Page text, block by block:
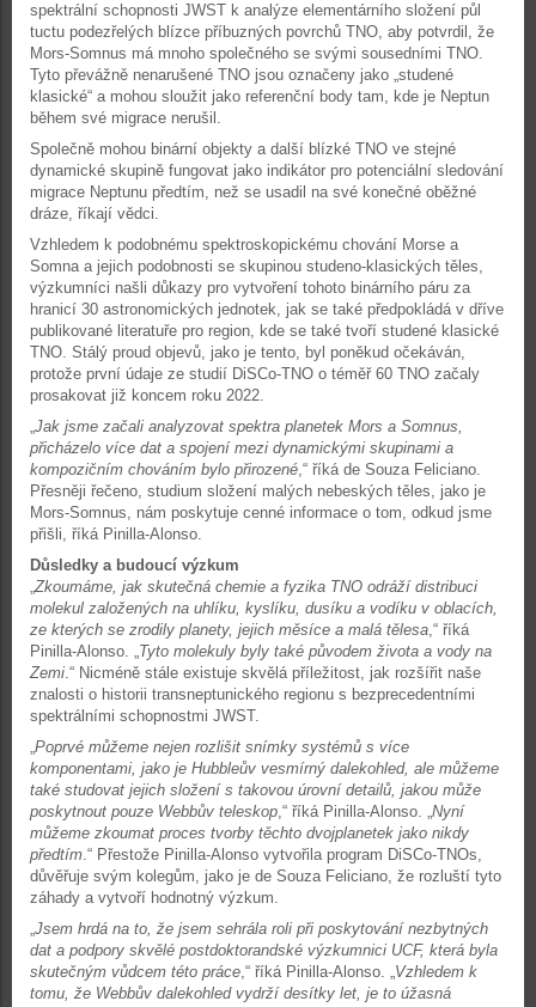
spektrální schopnosti JWST k analýze elementárního složení půl
tuctu podezřelých blízce příbuzných povrchů TNO, aby potvrdil, že
Mors-Somnus má mnoho společného se svými sousedními TNO.
Tyto převážně nenarušené TNO jsou označeny jako „studené
klasické“ a mohou sloužit jako referenční body tam, kde je Neptun
během své migrace nerušil.
Společně mohou binární objekty a další blízké TNO ve stejné
dynamické skupině fungovat jako indikátor pro potenciální sledování
migrace Neptunu předtím, než se usadil na své konečné oběžné
dráze, říkají vědci.
Vzhledem k podobnému spektroskopickému chování Morse a
Somna a jejich podobnosti se skupinou studeno-klasických těles,
výzkumníci našli důkazy pro vytvoření tohoto binárního páru za
hranicí 30 astronomických jednotek, jak se také předpokládá v dříve
publikované literatuře pro region, kde se také tvoří studené klasické
TNO. Stálý proud objevů, jako je tento, byl poněkud očekáván,
protože první údaje ze studií DiSCo-TNO o téměř 60 TNO začaly
prosakovat již koncem roku 2022.
„Jak jsme začali analyzovat spektra planetek Mors a Somnus,
přicházelo více dat a spojení mezi dynamickými skupinami a
kompozičním chováním bylo přirozené,“ říká de Souza Feliciano.
Přesněji řečeno, studium složení malých nebeských těles, jako je
Mors-Somnus, nám poskytuje cenné informace o tom, odkud jsme
přišli, říká Pinilla-Alonso.
Důsledky a budoucí výzkum
„Zkoumáme, jak skutečná chemie a fyzika TNO odráží distribuci
molekul založených na uhlíku, kyslíku, dusíku a vodíku v oblacích,
ze kterých se zrodily planety, jejich měsíce a malá tělesa,“ říká
Pinilla-Alonso. „Tyto molekuly byly také původem života a vody na
Zemi.“ Nicméně stále existuje skvělá příležitost, jak rozšířit naše
znalosti o historii transneptunického regionu s bezprecedentními
spektrálními schopnostmi JWST.
„Poprvé můžeme nejen rozlišit snímky systémů s více
komponentami, jako je Hubbleův vesmírný dalekohled, ale můžeme
také studovat jejich složení s takovou úrovní detailů, jakou může
poskytnout pouze Webbův teleskop,“ říká Pinilla-Alonso. „Nyní
můžeme zkoumat proces tvorby těchto dvojplanetek jako nikdy
předtím.“ Přestože Pinilla-Alonso vytvořila program DiSCo-TNOs,
důvěřuje svým kolegům, jako je de Souza Feliciano, že rozluští tyto
záhady a vytvoří hodnotný výzkum.
„Jsem hrdá na to, že jsem sehrála roli při poskytování nezbytných
dat a podpory skvělé postdoktorandské výzkumnici UCF, která byla
skutečným vůdcem této práce,“ říká Pinilla-Alonso. „Vzhledem k
tomu, že Webbův dalekohled vydrží desítky let, je to úžasná